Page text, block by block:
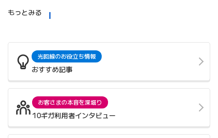
もっとみる
光回線のお役立ち情報
おすすめ記事
お客さまの本音を深堀り
10ギガ利用者インタビュー